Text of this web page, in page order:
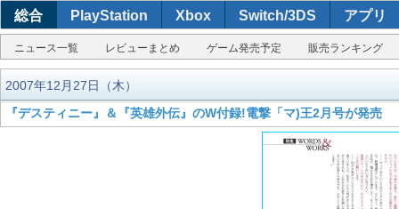
総合 PlayStation Xbox Switch/3DS アプリ
ニュース一覧 レビューまとめ ゲーム発売予定 販売ランキング
2007年12月27日（木）
『デスティニー』＆『英雄外伝』のW付録!電撃「マ)王2月号が発売